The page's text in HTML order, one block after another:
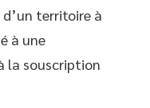
territoire à
à une
la souscription